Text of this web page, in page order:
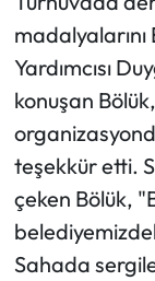
Yardımcısı
konuşan
teşekkür etti.
çeken Bölük,
Sahada